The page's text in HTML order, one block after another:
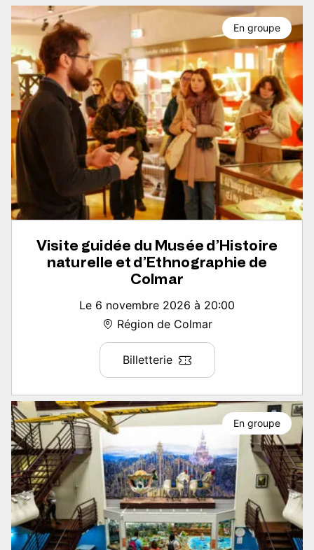
Visite guidée du Musée d’Histoire
naturelle et d’Ethnographie de
Colmar
Le 6 novembre 2026 à 20:00
Région de Colmar
Billetterie
En groupe
En groupe